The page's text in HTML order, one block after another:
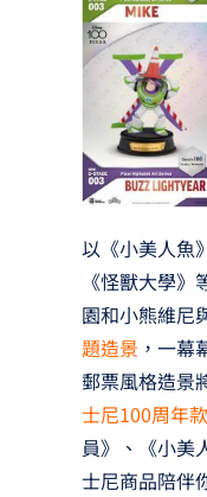
以《小美人魚
《怪獸大學
園和小熊維尼
題造景 ，一幕
郵票風格造景
士尼100周年
員》、《小美
士尼商品陪伴